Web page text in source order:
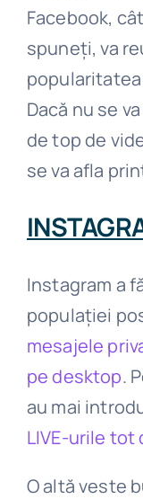
Facebook,
spuneți, va
Dacă nu se
de top de
se va afla
Instagram a
populației
mesajele
pe desktop.
au mai
LIVE-urile tot
O altă veste